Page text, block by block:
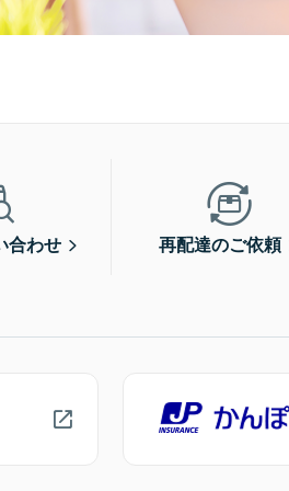
合わせ 再配達のご依頼